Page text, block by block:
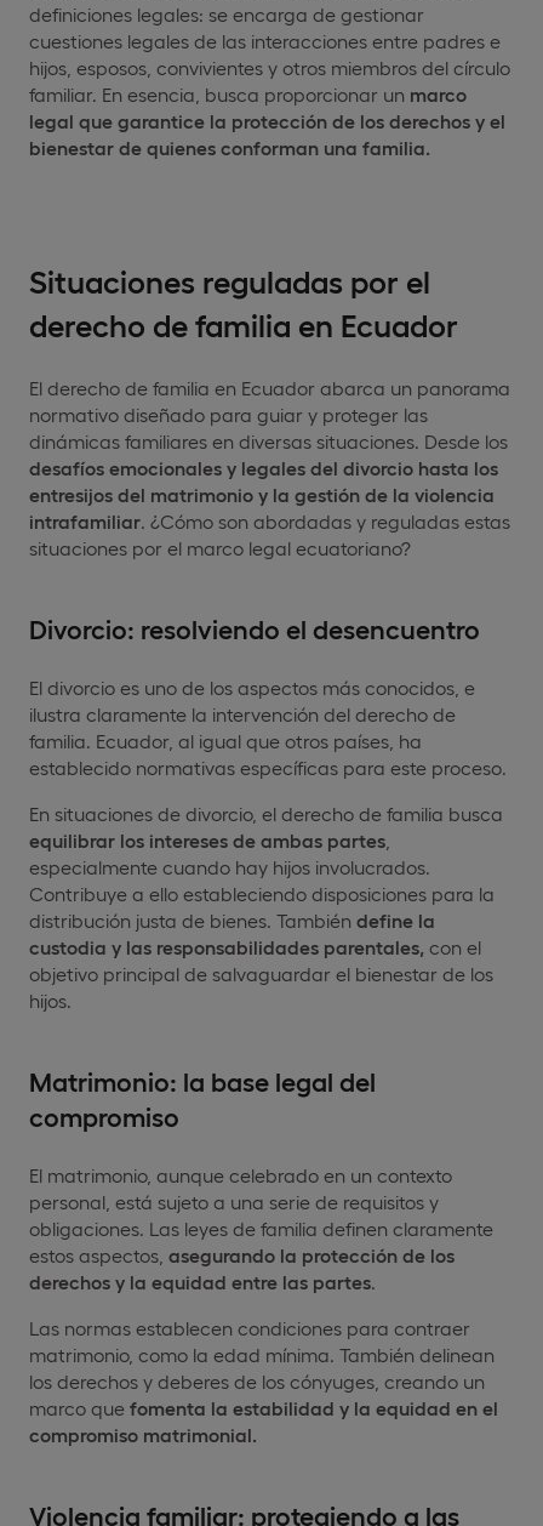
definiciones legales: se encarga de gestionar
cuestiones legales de las interacciones entre padres e
hijos, esposos, convivientes y otros miembros del círculo
familiar. En esencia, busca proporcionar un marco
legal que garantice la protección de los derechos y el
bienestar de quienes conforman una familia.
Situaciones reguladas por el
derecho de familia en Ecuador
El derecho de familia en Ecuador abarca un panorama
normativo diseñado para guiar y proteger las
dinámicas familiares en diversas situaciones. Desde los
desafíos emocionales y legales del divorcio hasta los
entresijos del matrimonio y la gestión de la violencia
intrafamiliar . ¿Cómo son abordadas y reguladas estas
situaciones por el marco legal ecuatoriano?
Divorcio: resolviendo el desencuentro
El divorcio es uno de los aspectos más conocidos, e
ilustra claramente la intervención del derecho de
familia. Ecuador, al igual que otros países, ha
establecido normativas específicas para este proceso.
En situaciones de divorcio, el derecho de familia busca
equilibrar los intereses de ambas partes
especialmente cuando hay hijos involucrados.
Contribuye a ello estableciendo disposiciones para la
distribución justa de bienes. También define la
custodia y las responsabilidades parentales, con el
objetivo principal de salvaguardar el bienestar de los
hijos.
Matrimonio: la base legal del
compromiso
El matrimonio, aunque celebrado en un contexto
personal, está sujeto a una serie de requisitos y
obligaciones. Las leyes de familia definen claramente
estos aspectos, asegurando la protección de los
derechos y la equidad entre las partes
Las normas establecen condiciones para contraer
matrimonio, como la edad mínima. También delinean
los derechos y deberes de los cónyuges, creando un
marco que fomenta la estabilidad y la equidad en el
compromiso matrimonial.
Violencia familiar: protegiendo a las